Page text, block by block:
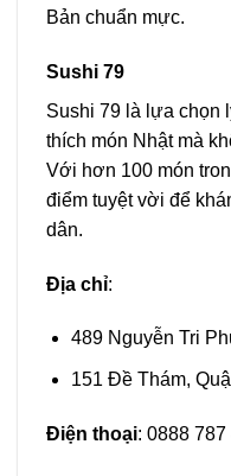
Bản chuẩn mực.
Sushi 79
Sushi 79 là lựa chọn
thích món Nhật mà
Với hơn 100 món
điểm tuyệt vời để
dân.
Địa chỉ:
489 Nguyễn Tri
151 Đề Thám,
Điện thoại: 0888